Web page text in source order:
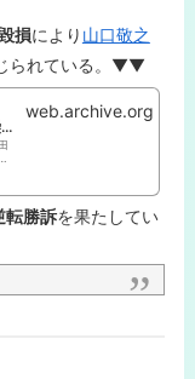
損により 山口敬之
られている。▼▼
山口敬之氏、誹謗中傷行為を繰り返した立憲・前参議院議員・有田芳生氏に勝訴 有田氏側弁護士はColabo・仁藤夢乃氏も弁護する神原元氏
web.archive.org
転勝訴を果たしてい